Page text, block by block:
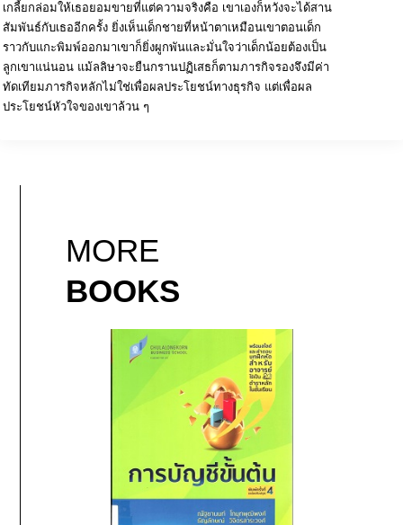
เกลี้ยกล่อมให้เธอยอมขายที่แต่ความจริงคือ เขาเองก็หวังจะได้สาน
สัมพันธ์กับเธออีกครั้ง ยิ่งเห็นเด็กชายที่หน้าตาเหมือนเขาตอนเด็ก
ราวกับแกะพิมพ์ออกมาเขาก็ยิ่งผูกพันและมั่นใจว่าเด็กน้อยต้องเป็น
ลูกเขาแน่นอน แม้ลลิษาจะยืนกรานปฏิเสธก็ตามภารกิจรองจึงมีค่า
ทัดเทียมภารกิจหลักไม่ใช่เพื่อผลประโยชน์ทางธุรกิจ แต่เพื่อผล
ประโยชน์หัวใจของเขาล้วน ๆ
MORE
BOOKS